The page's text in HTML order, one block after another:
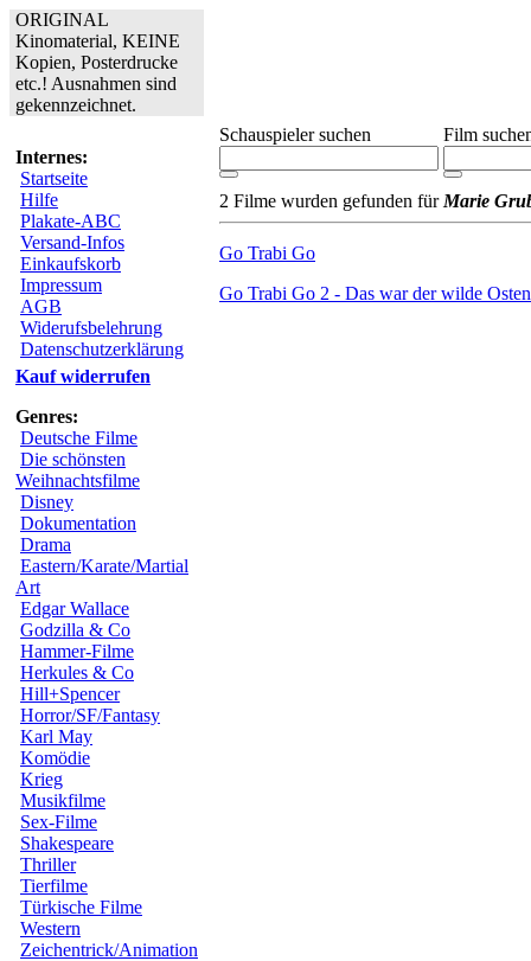
ORIGINAL
Kinomaterial, KEINE
Kopien, Posterdrucke
etc.! Ausnahmen sind
gekennzeichnet.
Internes:
Startseite
Hilfe
Plakate-ABC
Versand-Infos
Einkaufskorb
Impressum
AGB
Widerufsbelehrung
Datenschutzerklärung
Kauf widerrufen
Genres:
Deutsche Filme
Die schönsten
Weihnachtsfilme
Disney
Dokumentation
Drama
Eastern/Karate/Martial
Art
Edgar Wallace
Godzilla & Co
Hammer-Filme
Herkules & Co
Hill+Spencer
Horror/SF/Fantasy
Karl May
Komödie
Krieg
Musikfilme
Sex-Filme
Shakespeare
Thriller
Tierfilme
Türkische Filme
Western
Zeichentrick/Animation
Schauspieler suchen Film
2 Filme wurden gefunden für Marie
Go Trabi Go
Go Trabi Go 2 - Das war der wilde Osten